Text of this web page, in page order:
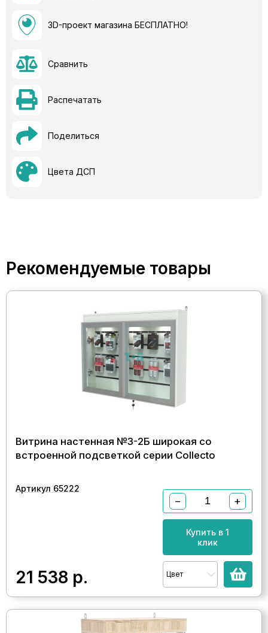
3D-проект магазина БЕСПЛАТНО!
Сравнить
Распечатать
Поделиться
Цвета ДСП
Рекомендуемые товары
Витрина настенная №3-2Б широкая со
встроенной подсветкой серии Collecto
Артикул 65222
21 538 р.
− +
Купить в 1
клик
Цвет